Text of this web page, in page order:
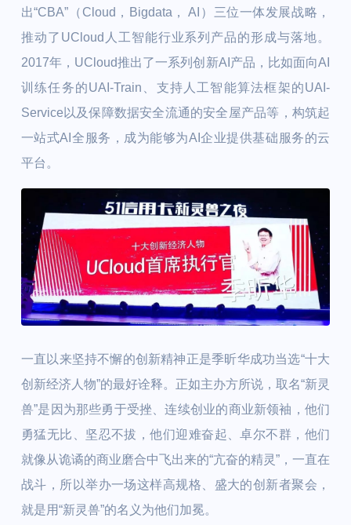
出“CBA”（Cloud，Bigdata， AI）三位一体发展战略，
推动了UCloud人工智能行业系列产品的形成与落地。
2017年，UCloud推出了一系列创新AI产品，比如面向AI
训练任务的UAI-Train、支持人工智能算法框架的UAI-
Service以及保障数据安全流通的安全屋产品等，构筑起
一站式AI全服务，成为能够为AI企业提供基础服务的云
平台。
一直以来坚持不懈的创新精神正是季昕华成功当选“十大
创新经济人物”的最好诠释。正如主办方所说，取名“新灵
兽”是因为那些勇于受挫、连续创业的商业新领袖，他们
勇猛无比、坚忍不拔，他们迎难奋起、卓尔不群，他们
就像从诡谲的商业磨合中飞出来的“亢奋的精灵”，一直在
战斗，所以举办一场这样高规格、盛大的创新者聚会，
就是用“新灵兽”的名义为他们加冕。